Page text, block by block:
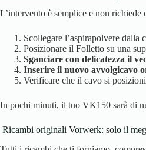
L’intervento è semplice e non richiede
Scollegare l’aspirapolvere dalla
Posizionare il Folletto su una
Sganciare con delicatezza il
Inserire il nuovo avvolgicavo
Verificare che il cavo si
In pochi minuti, il tuo VK150 sarà di
Ricambi originali Vorwerk: solo il